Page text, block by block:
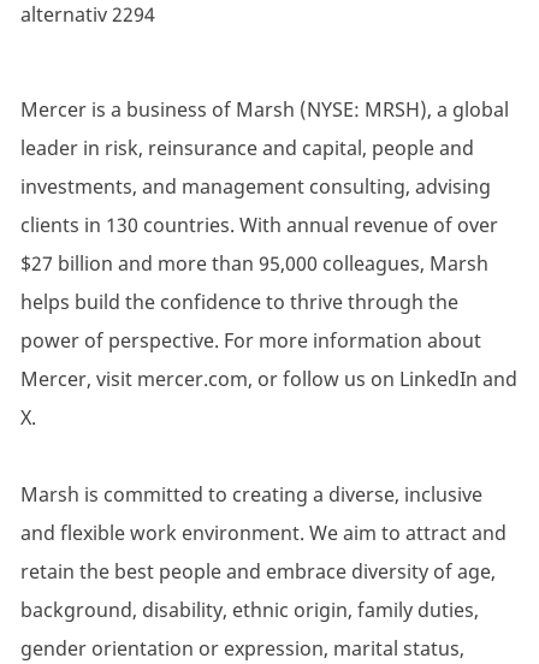
alternativ 2294
Mercer is a business of Marsh (NYSE: MRSH), a global
leader in risk, reinsurance and capital, people and
investments, and management consulting, advising
clients in 130 countries. With annual revenue of over
$27 billion and more than 95,000 colleagues, Marsh
helps build the confidence to thrive through the
power of perspective. For more information about
Mercer, visit mercer.com, or follow us on LinkedIn and
X.
Marsh is committed to creating a diverse, inclusive
and flexible work environment. We aim to attract and
retain the best people and embrace diversity of age,
background, disability, ethnic origin, family duties,
gender orientation or expression, marital status,